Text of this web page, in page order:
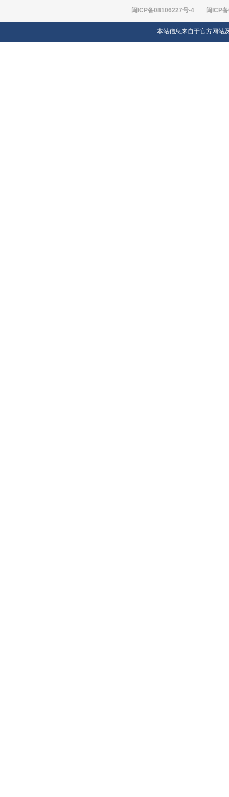
闽ICP备08106227号-4 闽ICP
本站信息来自于官方网站